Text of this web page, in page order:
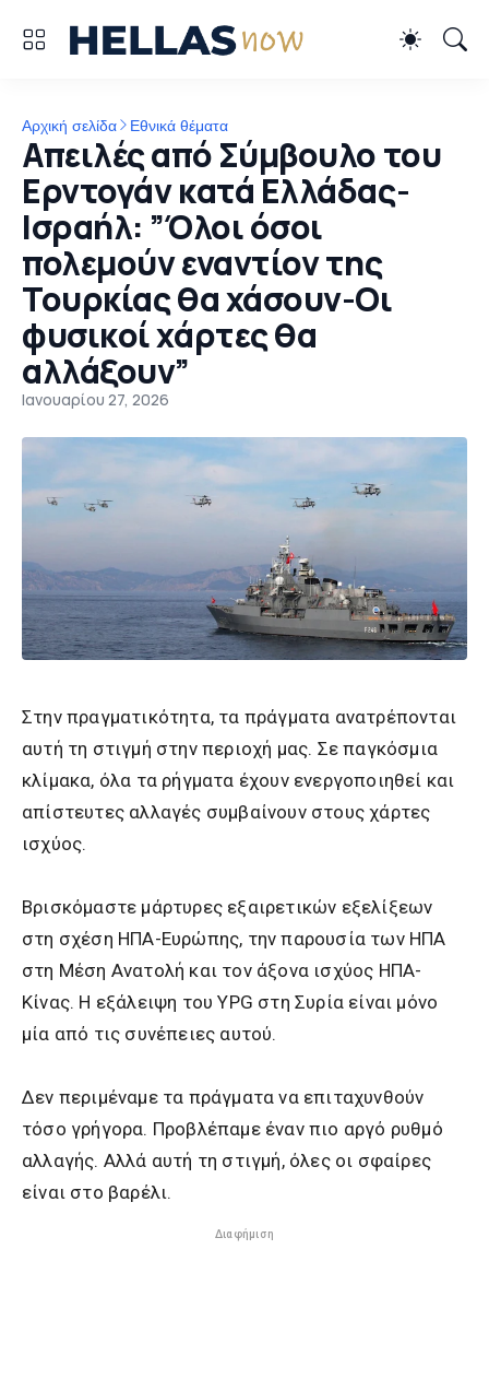
Αρχική σελίδα Εθνικά θέματα
Απειλές από Σύμβουλο του
Ερντογάν κατά Ελλάδας-
Ισραήλ: ”Όλοι όσοι
πολεμούν εναντίον της
Τουρκίας θα χάσουν-Οι
φυσικοί χάρτες θα
αλλάξουν”
Ιανουαρίου 27, 2026
Στην πραγματικότητα, τα πράγματα ανατρέπονται
αυτή τη στιγμή στην περιοχή μας. Σε παγκόσμια
κλίμακα, όλα τα ρήγματα έχουν ενεργοποιηθεί και
απίστευτες αλλαγές συμβαίνουν στους χάρτες
ισχύος.
Βρισκόμαστε μάρτυρες εξαιρετικών εξελίξεων
στη σχέση ΗΠΑ-Ευρώπης, την παρουσία των ΗΠΑ
στη Μέση Ανατολή και τον άξονα ισχύος ΗΠΑ-
Κίνας. Η εξάλειψη του YPG στη Συρία είναι μόνο
μία από τις συνέπειες αυτού.
Δεν περιμέναμε τα πράγματα να επιταχυνθούν
τόσο γρήγορα. Προβλέπαμε έναν πιο αργό ρυθμό
αλλαγής. Αλλά αυτή τη στιγμή, όλες οι σφαίρες
είναι στο βαρέλι.
Διαφήμιση